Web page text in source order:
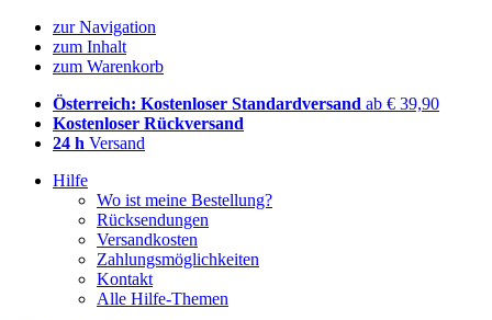
zur Navigation
zum Inhalt
zum Warenkorb
Österreich: Kostenloser Standardversand ab € 39,90
Kostenloser Rückversand
24 h Versand
Hilfe
Wo ist meine Bestellung?
Rücksendungen
Versandkosten
Zahlungsmöglichkeiten
Kontakt
Alle Hilfe-Themen